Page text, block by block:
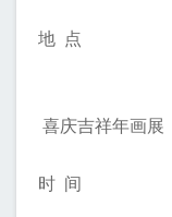
地 点
喜庆吉祥年画展
时 间